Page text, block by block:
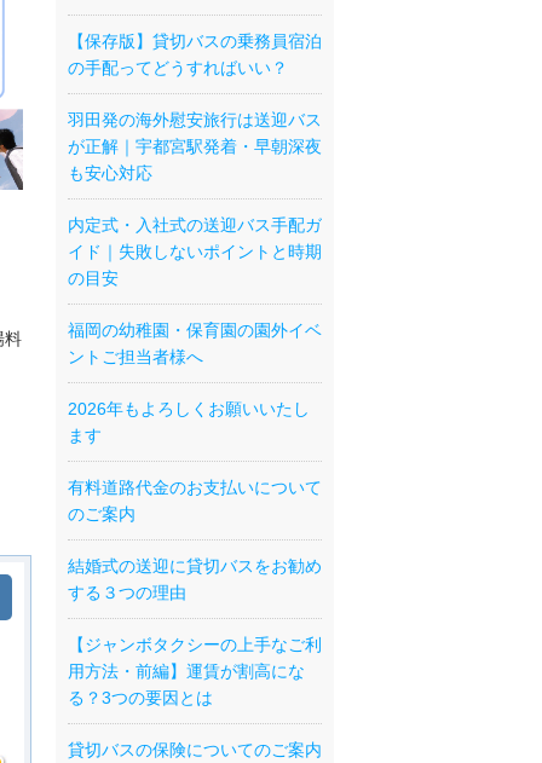
料
【保存版】貸切バスの乗務員宿泊
の手配ってどうすればいい？
羽田発の海外慰安旅行は送迎バス
が正解｜宇都宮駅発着・早朝深夜
も安心対応
内定式・入社式の送迎バス手配ガ
イド｜失敗しないポイントと時期
の目安
福岡の幼稚園・保育園の園外イベ
ントご担当者様へ
2026年もよろしくお願いいたし
ます
有料道路代金のお支払いについて
のご案内
結婚式の送迎に貸切バスをお勧め
する３つの理由
【ジャンボタクシーの上手なご利
用方法・前編】運賃が割高にな
る？3つの要因とは
貸切バスの保険についてのご案内